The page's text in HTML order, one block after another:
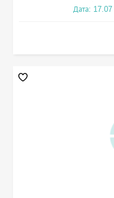
Дата: